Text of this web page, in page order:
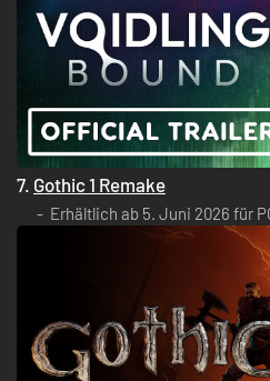
7. Gothic 1 Remake
Erhältlich ab 5. Juni 2026 für